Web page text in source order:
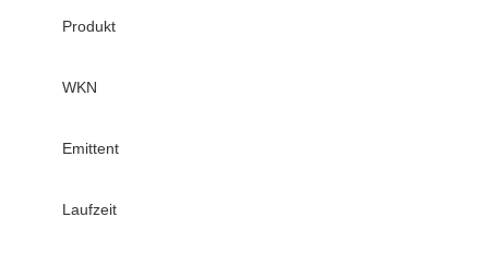
Produkt
WKN
Emittent
Laufzeit